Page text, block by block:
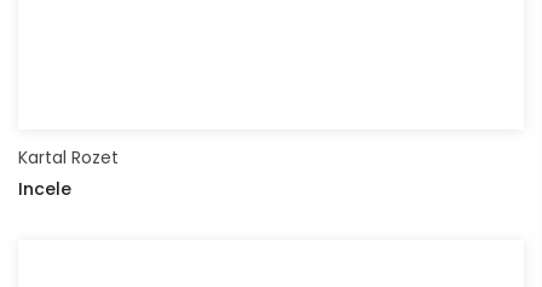
Kartal Rozet
Incele